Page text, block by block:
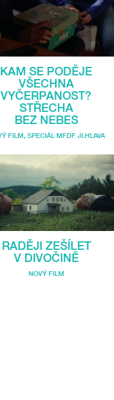
KAM SE PODĚJE
VŠECHNA
VYČERPANOST?
STŘECHA
BEZ NEBES
FILM, SPECIÁL MFDF JI.HLAVA
RADĚJI ZEŠÍLET
V DIVOČINĚ
NOVÝ FILM